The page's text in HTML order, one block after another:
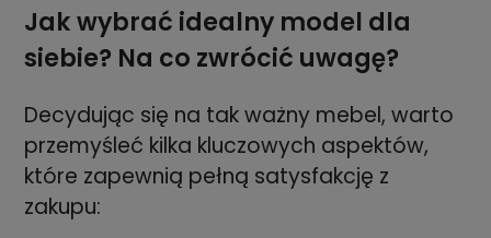
Jak wybrać idealny model dla
siebie? Na co zwrócić uwagę?
Decydując się na tak ważny mebel, warto
przemyśleć kilka kluczowych aspektów,
które zapewnią pełną satysfakcję z
zakupu: